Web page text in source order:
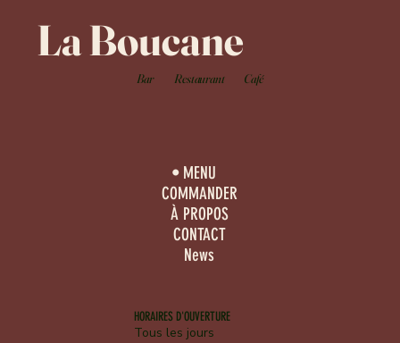
La Boucane
Bar Restaurant Café
MENU
COMMANDER
À PROPOS
CONTACT
News
HORAIRES D'OUVERTURE
Tous les jours